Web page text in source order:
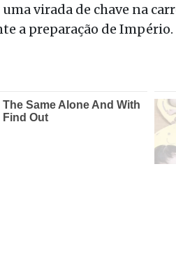
virada de chave na
a preparação de Império.